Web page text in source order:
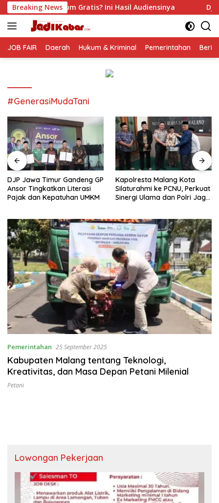
Langsung
ke
konten
Breaking News
Ini Hasil Audiensinya DJP Jawa Timur
JOB FAIR Daerah Hukum & Kriminal Pemerintahan
#GenerasiMudaTani
DJP Jawa Timur Gandeng GP
Ansor Tingkatkan Literasi
Pajak dan Kepatuhan UMKM
Kapolresta Malang Kota
Silaturahmi ke PCNU, Perkuat
Sinergi Ulama dan Polri Jaga
Pemerintahan 25 September 2025
Kabupaten Malang tentang Teknologi,
Kreativitas, dan Masa Depan Petani Milenial
Petani
Lowongan Pekerjaan